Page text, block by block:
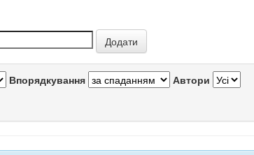
Впорядкування Автори